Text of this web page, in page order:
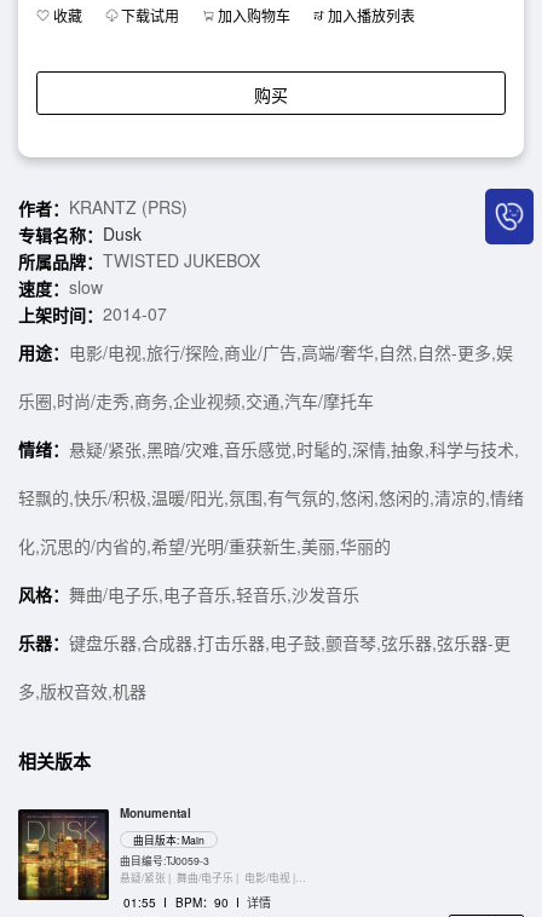
收藏 下载试用 加入购物车 加入播放列表
购买
作者： KRANTZ (PRS)
专辑名称： Dusk
所属品牌： TWISTED JUKEBOX
速度： slow
上架时间： 2014-07
用途： 电影/电视,旅行/探险,商业/广告,高端/奢华,自然,自然-更多,娱
乐圈,时尚/走秀,商务,企业视频,交通,汽车/摩托车
情绪： 悬疑/紧张,黑暗/灾难,音乐感觉,时髦的,深情,抽象,科学与技术,
轻飘的,快乐/积极,温暖/阳光,氛围,有气氛的,悠闲,悠闲的,清凉的,情绪
化,沉思的/内省的,希望/光明/重获新生,美丽,华丽的
风格： 舞曲/电子乐,电子音乐,轻音乐,沙发音乐
乐器： 键盘乐器,合成器,打击乐器,电子鼓,颤音琴,弦乐器,弦乐器-更
多,版权音效,机器
相关版本
Monumental
曲目版本: Main
曲目编号:TJ0059-3
悬疑/紧张 | 舞曲/电子乐 | 电影/电视 |
01:55 I BPM：90 I 详情